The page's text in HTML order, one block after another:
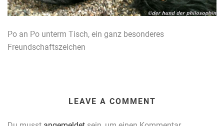
Po an Po unterm Tisch, ein ganz besonderes
Freundschaftszeichen
LEAVE A COMMENT